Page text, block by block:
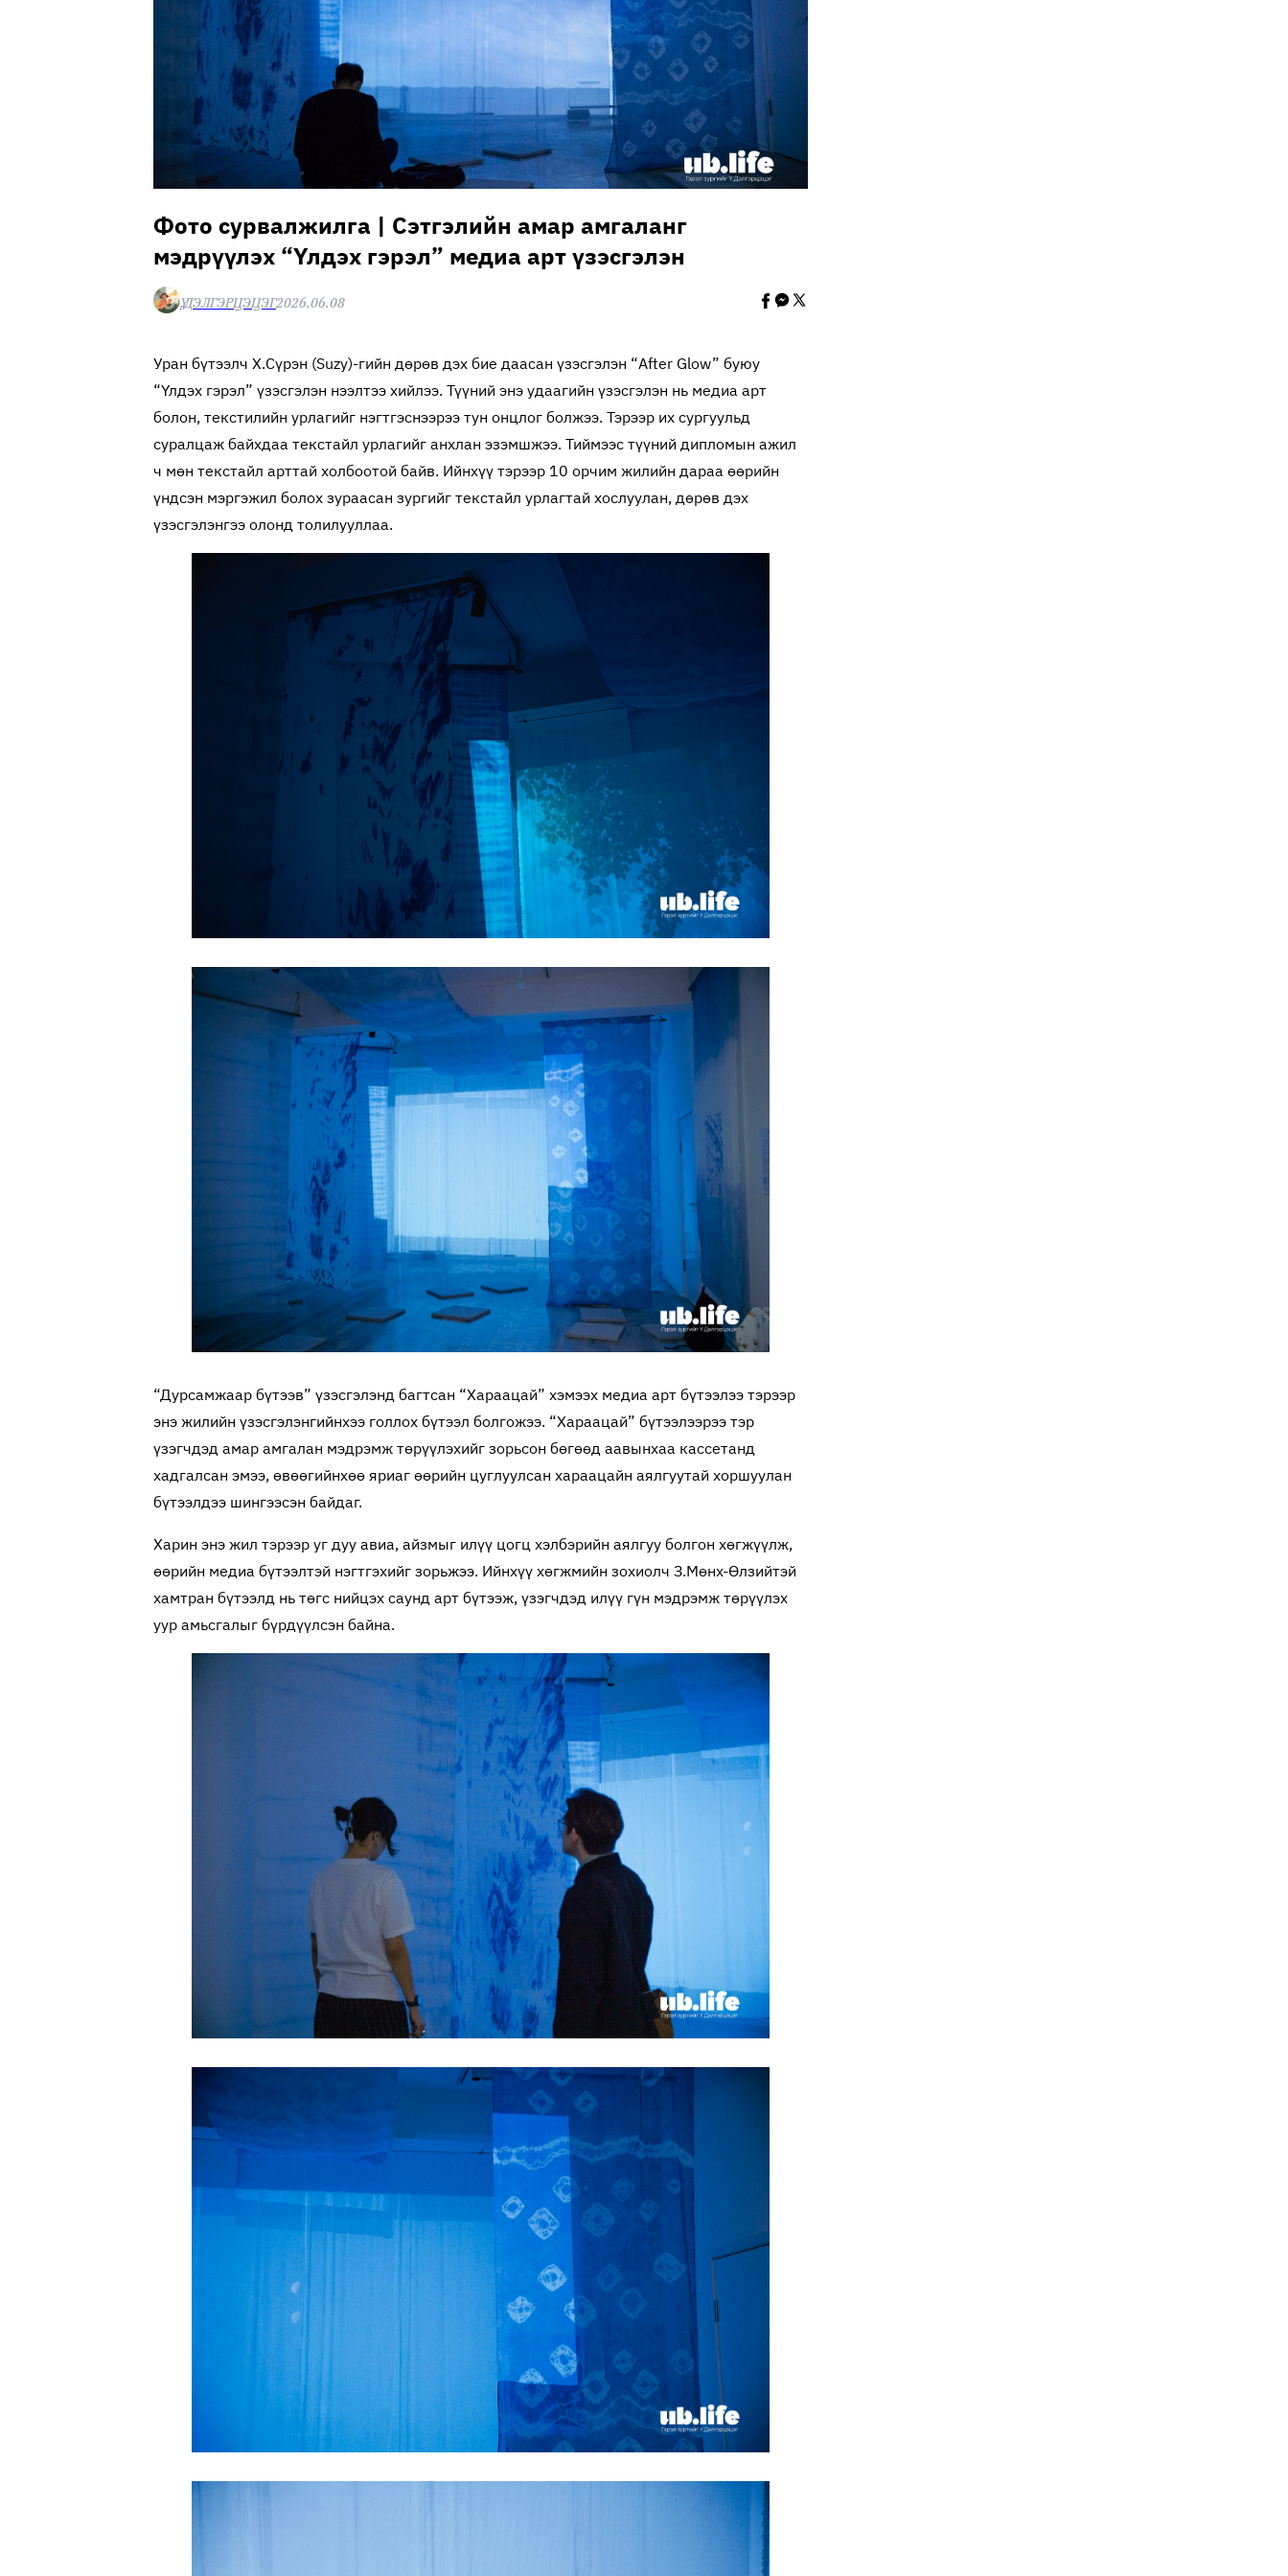
Фото сурвалжилга | Сэтгэлийн амар амгаланг
мэдрүүлэх “Үлдэх гэрэл” медиа арт үзэсгэлэн
Ү.ДЭЛГЭРЦЭЦЭГ2026.06.08
Уран бүтээлч Х.Сүрэн (Suzy)-гийн дөрөв дэх бие даасан үзэсгэлэн “After Glow” буюу
“Үлдэх гэрэл” үзэсгэлэн нээлтээ хийлээ. Түүний энэ удаагийн үзэсгэлэн нь медиа арт
болон, текстилийн урлагийг нэгтгэснээрээ тун онцлог болжээ. Тэрээр их сургуульд
суралцаж байхдаа текстайл урлагийг анхлан эзэмшжээ. Тиймээс түүний дипломын ажил
ч мөн текстайл арттай холбоотой байв. Ийнхүү тэрээр 10 орчим жилийн дараа өөрийн
үндсэн мэргэжил болох зураасан зургийг текстайл урлагтай хослуулан, дөрөв дэх
үзэсгэлэнгээ олонд толилууллаа.
“Дурсамжаар бүтээв” үзэсгэлэнд багтсан “Хараацай” хэмээх медиа арт бүтээлээ тэрээр
энэ жилийн үзэсгэлэнгийнхээ голлох бүтээл болгожээ. “Хараацай” бүтээлээрээ тэр
үзэгчдэд амар амгалан мэдрэмж төрүүлэхийг зорьсон бөгөөд аавынхаа кассетанд
хадгалсан эмээ, өвөөгийнхөө яриаг өөрийн цуглуулсан хараацайн аялгуутай хоршуулан
бүтээлдээ шингээсэн байдаг.
Харин энэ жил тэрээр уг дуу авиа, айзмыг илүү цогц хэлбэрийн аялгуу болгон хөгжүүлж,
өөрийн медиа бүтээлтэй нэгтгэхийг зорьжээ. Ийнхүү хөгжмийн зохиолч З.Мөнх-Өлзийтэй
хамтран бүтээлд нь төгс нийцэх саунд арт бүтээж, үзэгчдэд илүү гүн мэдрэмж төрүүлэх
уур амьсгалыг бүрдүүлсэн байна.